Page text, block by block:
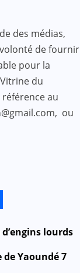
des médias,
de fournir
pour la
du
au
ou
lourds
Yaoundé 7